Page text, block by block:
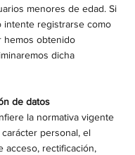
menores de edad. Si
intente registrarse como
hemos obtenido
dicha
de datos
la normativa vigente
personal, el
acceso, rectificación,